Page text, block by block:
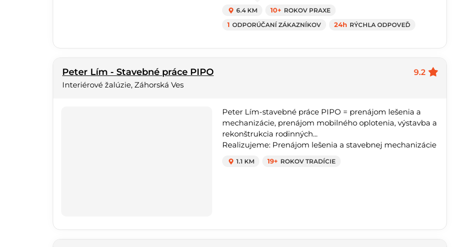
6.4 KM 10+ ROKOV PRAXE
1 ODPORÚČANÍ ZÁKAZNÍKOV 24h RÝCHLA ODPOVEĎ
Peter Lím - Stavebné práce PIPO
9.2
Interiérové žalúzie, Záhorská Ves
Peter Lím-stavebné práce PIPO = prenájom lešenia a
mechanizácie, prenájom mobilného oplotenia, výstavba a
rekonštrukcia rodinných...
Realizujeme: Prenájom lešenia a stavebnej mechanizácie
1.1 KM 19+ ROKOV TRADÍCIE